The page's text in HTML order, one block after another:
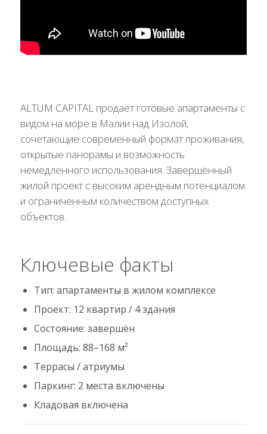
ALTUM CAPITAL продаёт готовые апартаменты с
видом на море в Малии над Изолой,
сочетающие современный формат проживания,
открытые панорамы и возможность
немедленного использования. Завершённый
жилой проект с высоким арендным потенциалом
и ограниченным количеством доступных
объектов.
Ключевые факты
Тип: апартаменты в жилом комплексе
Проект: 12 квартир / 4 здания
Состояние: завершён
Площадь: 88–168 м²
Террасы / атриумы
Паркинг: 2 места включены
Кладовая включена